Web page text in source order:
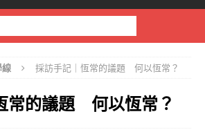
線 採訪手記｜恆常的議題 何以恆常？
常的議題 何以恆常？